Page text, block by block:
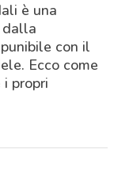
è una
dalla
con il
Ecco come
propri